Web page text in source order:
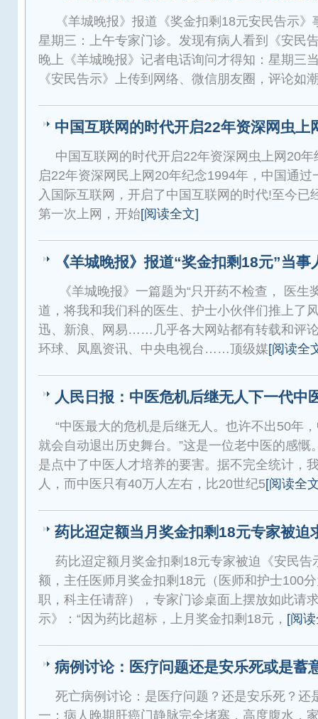
《羊城晚报》报道《奖金扣剩18元安民告示
星期三：上午专家门诊。发现有病人看到《安民
晚上《羊城晚报》记者电话询问才得知：星期三
《安民告示》上传到网络、微信朋友圈，评论如
中国互联网的时代开启22年资深网虫上
中国互联网的时代开启22年资深网虫上网20
启22年资深网民上网20年纪念1994年，中国通
入国际互联网，开启了中国互联网的时代!至今已
第一次上网，开始[阅读全文]
《羊城晚报》报道“奖金扣剩18元”当事
《羊城晚报》一篇题为“只开药不检查， 医生
道，将我和我们科的医生、护士小伙伴们推上了
迅、新浪、网易……几乎各大网站都有转载和评
环球、凤凰资讯、中央电视台……顶级媒[阅读全
人民日报：中医危机后继无人下一代中
“中医最大的危机是后继无人。也许不出50年
就会自动退出历史舞台。”这是一位老中医的感慨
是点中了中医人才培养的要害。据不完全统计，
人，而中医只有40万人左右，比20世纪5[阅读全
药比迢定额当月奖金扣剩18元专家被迫
药比迢定额月奖金扣剩18元专家被迫《安民告
额，主任医师月奖金扣剩18元（医师和护士100
职，科主任请辞），专家门诊桌面上摆放如此请
示》：“因为药比超标，上月奖金扣剩18元， [阅
病例讨论：医疗问题还是安乐死或是蓄
死亡病例讨论：是医疗问题？还是安乐死？还
一：病人晚期肝癌门静脉完全堵塞，高度腹水，